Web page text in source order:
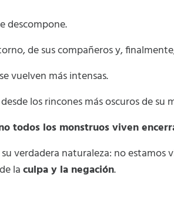
descompone.
de sus compañeros y,
vuelven más intensas.
los rincones más oscuros de su
todos los monstruos viven
verdadera naturaleza: no estamos
laculpa y la negación.